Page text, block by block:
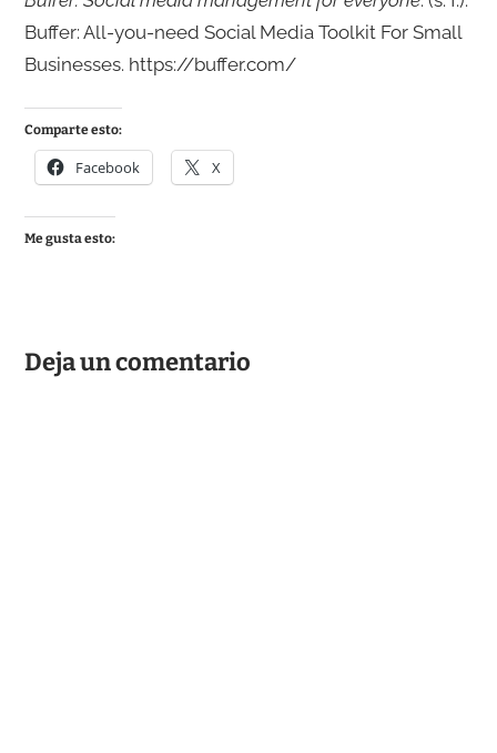
Buffer: All-you-need Social Media Toolkit For Small
Businesses. https://buffer.com/
Comparte esto:
Facebook X
Me gusta esto:
Deja un comentario